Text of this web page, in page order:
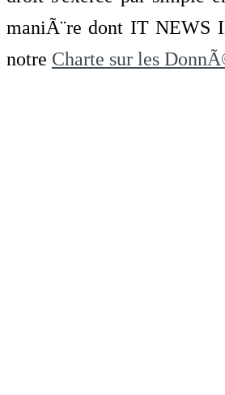
maniÃ¨re dont IT NEWS
notre Charte sur les